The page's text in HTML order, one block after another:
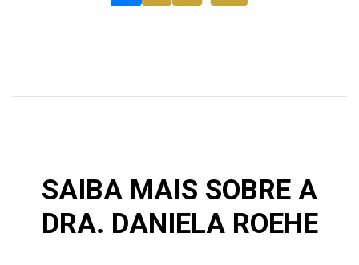
SAIBA MAIS SOBRE A
DRA. DANIELA ROEHE